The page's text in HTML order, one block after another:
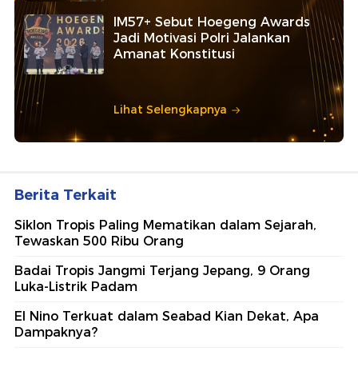
IM57+ Sebut Hoegeng Awards
Jadi Motivasi Polri Jalankan
Amanat Konstitusi
Lihat Selengkapnya
Berita Terkait
Siklon Tropis Paling Mematikan dalam Sejarah,
Tewaskan 500 Ribu Orang
Badai Tropis Jangmi Terjang Jepang, 9 Orang
Luka-Listrik Padam
El Nino Terkuat dalam Seabad Kian Dekat, Apa
Dampaknya?